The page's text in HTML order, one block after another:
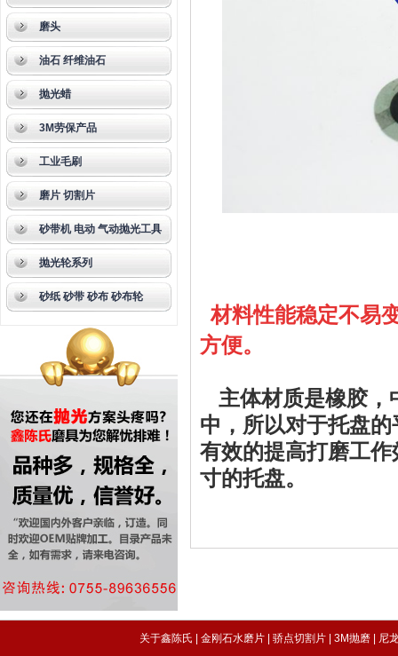
磨头
油石 纤维油石
抛光蜡
3M劳保产品
工业毛刷
磨片 切割片
砂带机 电动 气动抛光工具
抛光轮系列
砂纸 砂带 砂布 砂布轮
材料性能稳定不易
方便。
主体材质是橡胶，
中，所以对于托盘
有效的提高打磨工
寸的托盘。
关于鑫陈氏 金刚石水磨片 骄点切割片 3M抛磨 尼